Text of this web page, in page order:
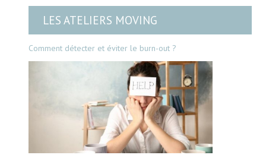
LES ATELIERS MOVING
Comment détecter et éviter le burn-out ?